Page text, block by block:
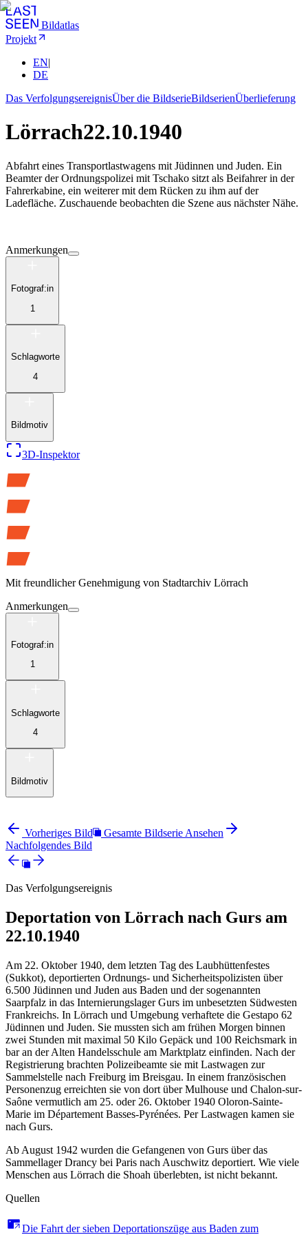
Bildatlas
Projekt
EN|
DE
Das VerfolgungsereignisÜber die BildserieBildserienÜberlieferung
Lörrach22.10.1940
Abfahrt eines Transportlastwagens mit Jüdinnen und Juden. Ein
Beamter der Ordnungspolizei mit Tschako sitzt als Beifahrer in der
Fahrerkabine, ein weiterer mit dem Rücken zu ihm auf der
Ladefläche. Zuschauende beobachten die Szene aus nächster Nähe.
Anmerkungen
Fotograf:in
1
Schlagworte
4
Bildmotiv
3D-Inspektor
Mit freundlicher Genehmigung von Stadtarchiv Lörrach
Anmerkungen
Fotograf:in
1
Schlagworte
4
Bildmotiv
Vorheriges Bild
Gesamte Bildserie Ansehen
Nachfolgendes Bild
Das Verfolgungsereignis
Deportation von Lörrach nach Gurs am
22.10.1940
Am 22. Oktober 1940, dem letzten Tag des Laubhüttenfestes
(Sukkot), deportierten Ordnungs- und Sicherheitspolizisten über
6.500 Jüdinnen und Juden aus Baden und der sogenannten
Saarpfalz in das Internierungslager Gurs im unbesetzten Südwesten
Frankreichs. In Lörrach und Umgebung verhaftete die Gestapo 62
Jüdinnen und Juden. Sie mussten sich am frühen Morgen binnen
zwei Stunden mit maximal 50 Kilo Gepäck und 100 Reichsmark in
bar an der Alten Handelsschule am Marktplatz einfinden. Nach der
Registrierung brachten Polizeibeamte sie mit Lastwagen zur
Sammelstelle nach Freiburg im Breisgau. In einem französischen
Personenzug erreichten sie von dort über Mulhouse und Chalon-sur-
Saône vermutlich am 25. oder 26. Oktober 1940 Oloron-Sainte-
Marie im Département Basses-Pyrénées. Per Lastwagen kamen sie
nach Gurs.
Ab August 1942 wurden die Gefangenen von Gurs über das
Sammellager Drancy bei Paris nach Auschwitz deportiert. Wie viele
Menschen aus Lörrach die Shoah überlebten, ist nicht bekannt.
Quellen
Die Fahrt der sieben Deportationszüge aus Baden zum